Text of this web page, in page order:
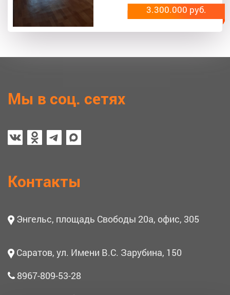
3.300.000 руб.
Мы в соц. сетях
Контакты
Энгельс, площадь Свободы 20а, офис, 305
Саратов, ул. Имени В.С. Зарубина, 150
8967-809-53-28